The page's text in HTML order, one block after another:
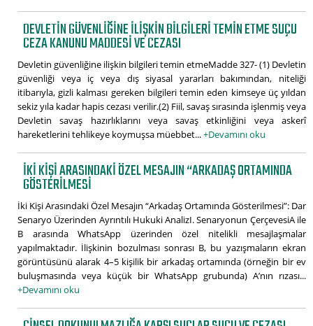
DEVLETIN GÜVENLIĞINE ILIŞKIN BILGILERI TEMIN ETME SUÇU
CEZA KANUNU MADDESI VE CEZASI
Devletin güvenliğine ilişkin bilgileri temin etmeMadde 327- (1) Devletin
güvenliği veya iç veya dış siyasal yararları bakımından, niteliği
itibarıyla, gizli kalması gereken bilgileri temin eden kimseye üç yıldan
sekiz yıla kadar hapis cezası verilir.(2) Fiil, savaş sırasında işlenmiş veya
Devletin savaş hazırlıklarını veya savaş etkinliğini veya askerî
hareketlerini tehlikeye koymuşsa müebbet...+Devamını oku
İKI KIŞI ARASINDAKI ÖZEL MESAJIN “ARKADAŞ ORTAMINDA
GÖSTERILMESI
İki Kişi Arasındaki Özel Mesajın “Arkadaş Ortamında Gösterilmesi”: Dar
Senaryo Üzerinden Ayrıntılı Hukuki AnalizI. Senaryonun ÇerçevesiA ile
B arasında WhatsApp üzerinden özel nitelikli mesajlaşmalar
yapılmaktadır. İlişkinin bozulması sonrası B, bu yazışmaların ekran
görüntüsünü alarak 4–5 kişilik bir arkadaş ortamında (örneğin bir ev
buluşmasında veya küçük bir WhatsApp grubunda) A’nın rızası...
+Devamını oku